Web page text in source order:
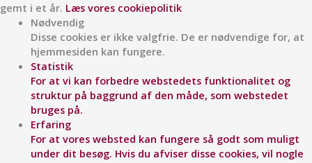
gemt i et år. Læs vores cookiepolitik
Nødvendig
Disse cookies er ikke valgfrie. De er nødvendige for, at
hjemmesiden kan fungere.
Statistik
For at vi kan forbedre webstedets funktionalitet og
struktur på baggrund af den måde, som webstedet
bruges på.
Erfaring
For at vores websted kan fungere så godt som muligt
under dit besøg. Hvis du afviser disse cookies, vil nogle